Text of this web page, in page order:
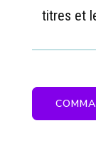
titres et